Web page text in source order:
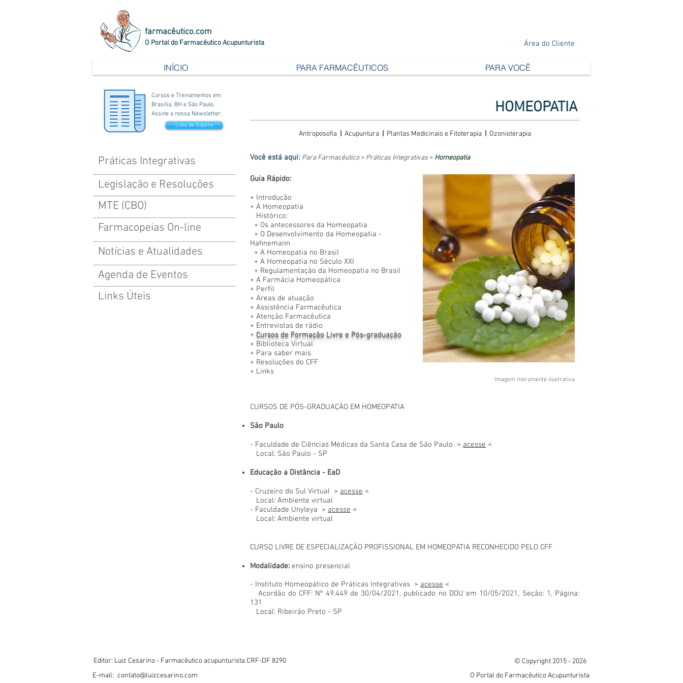
farmacêutico.com
O Portal do Farmacêutico Acupunturista Área do Cliente
INÍCIO PARA FARMACÊUTICOS PARA VOCÊ
Cursos e Treinamentos em
Brasília, BH e São Paulo.
Assine a nossa Newsletter.
Lista de Espera
Práticas Integrativas
Legislação e Resoluções
MTE (CBO)
Farmacopeias On-line
Notícias e Atualidades
Agenda de Eventos
Links Úteis
HOMEOPATIA
Antroposofia Acupuntura Plantas Medicinais e Fitoterapia Ozonioterapia
Você está aqui: Para Farmacêutico> Práticas Integrativas > Homeopatia
Guia Rápido:
+ Introdução
+ A Homeopatia
Histórico:
+ Os antecessores da Homeopatia
+ O Desenvolvimento da Homeopatia -
Hahnemann
+ A Homeopatia no Brasil
+ A Homeopatia no Século XXI
+ Regulamentação da Homeopatia no Brasil
+ A Farmácia Homeopática
+ Perfil
+ Áreas de atuação
+ Assistência Farmacêutica
+ Atenção Farmacêutica
+ Entrevistas de rádio
+ Cursos de Formação Livre e Pós-graduação
+ Biblioteca Virtual
+ Para saber mais
+ Resoluções do CFF
+ Links
Imagem meramente ilustrativa
CURSOS DE PÓS-GRADUAÇÃO EM HOMEOPATIA
São Paulo
- Faculdade de Ciências Médicas da Santa Casa de São Paulo > acesse <
Local: São Paulo - SP
Educação a Distância - EaD
- Cruzeiro do Sul Virtual > acesse <
Local: Ambiente virtual
- Faculdade Unyleya > acesse <
Local: Ambiente virtual
CURSO LIVRE DE ESPECIALIZAÇÃO PROFISSIONAL EM HOMEOPATIA RECONHECIDO PELO CFF
Modalidade: ensino presencial
- Instituto Homeopático de Práticas Integrativas > acesse <
Acordão do CFF: Nº 49.449 de 30/04/2021, publicado no DOU em 10/05/2021, Seção: 1, Página:
131
Local: Ribeirão Preto - SP
Editor: Luiz Cesarino - Farmacêutico acupunturista CRF-DF 8290
E-mail: contato@luizcesarino.com
© Copyright 2015 - 2026
O Portal do Farmacêutico Acupunturista